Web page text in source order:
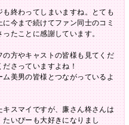
終わってしまいますね。とても
今まで続けてファン同士のコミ
たことに感謝しています。
方やキャストの皆様も見てくだ
さっていますよね！
美男の皆様とつながっているよ
スマイですが、廉さん柊さんは
たいぴーも大好きになりまし